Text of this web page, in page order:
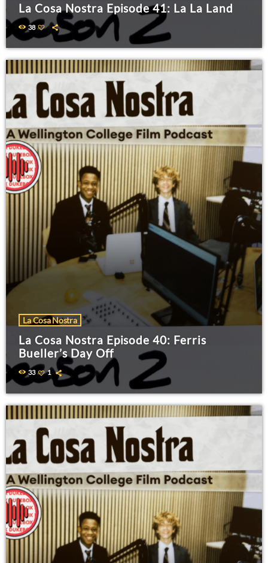
La Cosa Nostra Episode 41: La La Land
38
La Cosa Nostra
La Cosa Nostra Episode 40: Ferris
Bueller’s Day Off
33 1